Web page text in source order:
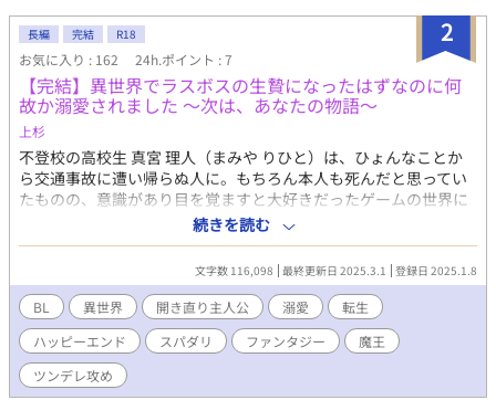
席だからと弟を見下し、蔑むような笑みを口元に浮かべた」と言
われた。さすがにその日は夜ベッドでこっそり泣いた。 成績だっ
て学年トップを維持してる。なのに「公爵家の権力を利用して裏
から手を回し成績を操作している」と思われている。 なんでなん
だ！なんなら寝る間も惜しんで頑張っているのに！ こんな感じで
全てが「悪役ムーブ」に変換されてしまう。 弟が可愛らしいタイ
プで人懐こい愛されキャラなのもまた俺を悪役に見せるのに一役
かっていた。 このままいったら主人公を虐げた冷酷な兄として断
罪され、僻地で無念の死を遂げることになる。 おかしいだろう
が！ そのどれもこれも俺が「悪役令息」だから。 そういう役回り
だから。 俺の心は折れた。 これまでは皆に誤解され遠巻きにされ
てきた。 親には「可愛げがない」と言われ、弟は何をしても褒め
て可愛がるくせに、俺は主席になろうが「長男なのだから当たり
前」。 それでも「頑張っていたらいつか分かってくれる」と不平
不満もいわずに我慢してきた。 だが、何をしたって「悪役令息」
なら意味なんてない。 どうせ悪役にされるのなら、いっそ好き勝
手に生きてやろう。 悪役上等！これからは我慢なんてしない。 家
の為だとか長男だとか知ったことか！ こんな家、レオリースにく
2
長編 完結 R18
お気に入り : 162 24h.ポイント : 7
【完結】異世界でラスボスの生贄になったはずなのに何
故か溺愛されました ～次は、あなたの物語～
上杉
不登校の高校生 真宮 理人（まみや りひと）は、ひょんなことか
ら交通事故に遭い帰らぬ人に。もちろん本人も死んだと思ってい
たものの、意識があり目を覚ますと大好きだったゲームの世界に
転生していた！しかし、そこで待ち構えていたのは憧れの主人公
ではなく凶悪なラスボスだった！しかもどうやら自分はその男に
捧げられた生贄らしい。夜ノ国を統べる影の王オルカロスを前
に、せっかく生きることができたのにと一度諦めかける理人。し
かし、王の様子がおかしいことに気付いた彼はとある行動に出
て、王の隠された秘密を知ってしまい――。一度終わってしまっ
た人生、もうどうにでもなれ。そう吹っ切れた凡人青年とツンデ
レ最強王が織りなす新たな物語。 ※ファンタジーBLです。 ※18
禁シーンに※付けます。 ▼完結したものが読みたい方はこちら▼
続きを読む
文字数 116,098 最終更新日 2025.3.1 登録日 2025.1.8
BL 異世界 開き直り主人公 溺愛
転生
ハッピーエンド
スパダリ ファンタジー
魔王
ツンデレ攻め